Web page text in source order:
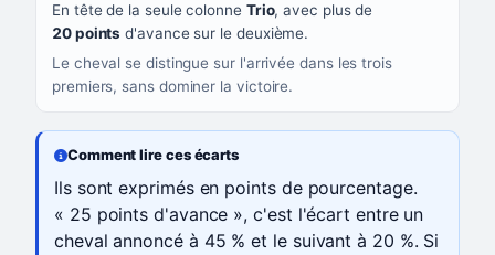
En tête de la seule colonne Trio, avec plus de
20 points d'avance sur le deuxième.
Le cheval se distingue sur l'arrivée dans les trois
premiers, sans dominer la victoire.
Comment lire ces écarts
Ils sont exprimés en points de pourcentage.
« 25 points d'avance », c'est l'écart entre un
cheval annoncé à 45 % et le suivant à 20 %. Si